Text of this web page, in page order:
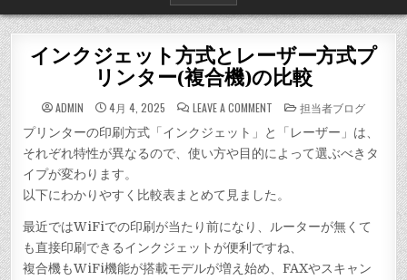
インクジェット方式とレーザー方式プ
リンター(複合機)の比較
ADMIN 4月 4, 2025 LEAVE A COMMENT
ン
ク
ジ
ェ
方
式
レ
ー
ザ
ー
方
POSTED
IN
担当者ブログ
プリンターの印刷方式「インクジェット」と「レーザー」は、
それぞれ特性が異なるので、使い方や目的によって選ぶべきタ
イプが変わります。
以下にわかりやすく比較表まとめて見ました。
最近ではWiFiでの印刷が当たり前になり、ルーターが無くて
も直接印刷できるインクジェットが便利ですね、
複合機もWiFi機能が搭載モデルが増え始め、FAXやスキャン